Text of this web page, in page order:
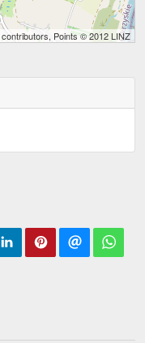
contributors, Points © 2012 LINZ